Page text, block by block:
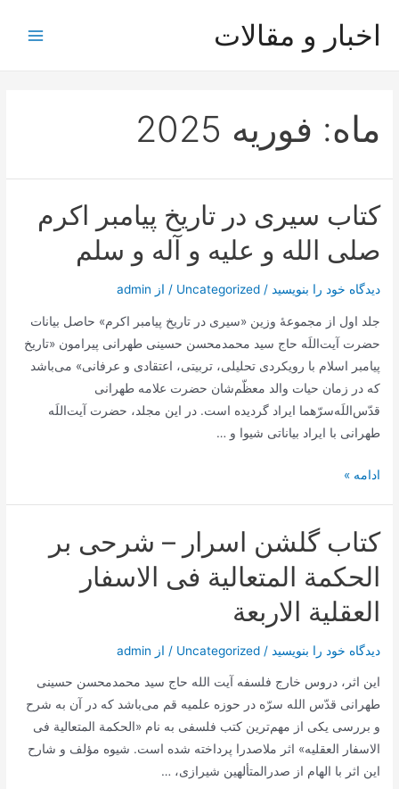
اخبار و مقالات
ماه: فوریه 2025
کتاب سیری در تاریخ پیامبر اکرم
صلی الله و علیه و آله و سلم
دیدگاه‌ خود را بنویسید /
Uncategorized / از admin
جلد اول از مجموعۀ وزین «سیری در تاریخ پیامبر اکرم» حاصل بیانات
حضرت آیت‌اللَه حاج سید محمدمحسن حسینی طهرانی پیرامون «تاریخ
پیامبر اسلام با رویکردی تحلیلی، تربیتی، اعتقادی و عرفانی» می‌باشد
که در زمان حیات والد معظّم‌شان حضرت علامه طهرانی
قدّس‌اللَه‌سرّهما ایراد گردیده است. در این مجلد، حضرت آیت‌اللَه
طهرانی با ایراد بیاناتی شیوا و …
کتاب
تاریخ
پیامبر
اکرم
صلی
و
علیه
و
سلم
ادامه »
کتاب گلشن اسرار – شرحی بر
الحکمة المتعالیة‌ فی الاسفار
العقلیة‌ الاربعة
دیدگاه‌ خود را بنویسید /
Uncategorized / از admin
این اثر، دروس خارج فلسفه آیت الله حاج سید محمدمحسن حسینی
طهرانی قدّس الله سرّه در حوزه علمیه قم می‌باشد که در آن به شرح
و بررسی یکی از مهم‌ترین کتب فلسفی به نام «الحکمة المتعالیة‌ فی
الاسفار العقلیه» اثر ملاصدرا پرداخته شده است. شیوه مؤلف و شارح
این اثر با الهام از صدرالمتألهین شیرازی، …